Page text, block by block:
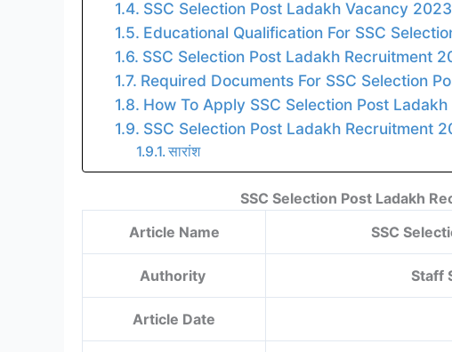
SSC Selection Post Ladakh Vacancy
Educational Qualification For SSC
SSC Selection Post Ladakh Recruitment
Required Documents For SSC Selection
How To Apply SSC Selection Post
SSC Selection Post Ladakh Recruitment
सारांश
SSC Selection Post Ladakh
Article Name
SSC
Authority Staff
Article Date